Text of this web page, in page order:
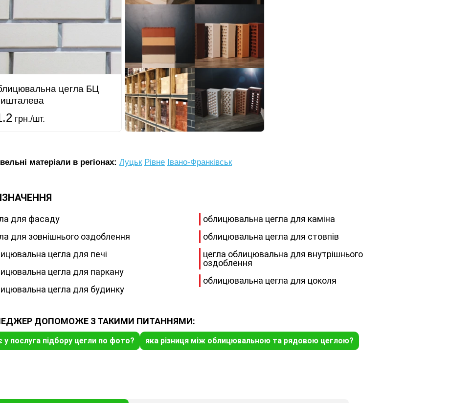
цегла БЦ
грн./шт.
матеріали в регіонах: Луцьк Рівне Івано-Франківськ
для фасаду
для зовнішнього оздоблення
цегла для печі
цегла для паркану
цегла для будинку
облицювальна цегла для каміна
облицювальна цегла для стовпів
цегла облицювальна для внутрішнього
оздоблення
облицювальна цегла для цоколя
ДОПОМОЖЕ З ТАКИМИ ПИТАННЯМИ:
у послуга підбору цегли по фото? яка різниця між облицювальною та рядовою цеглою?